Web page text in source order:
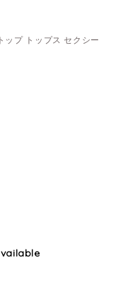
プ トップス セクシー